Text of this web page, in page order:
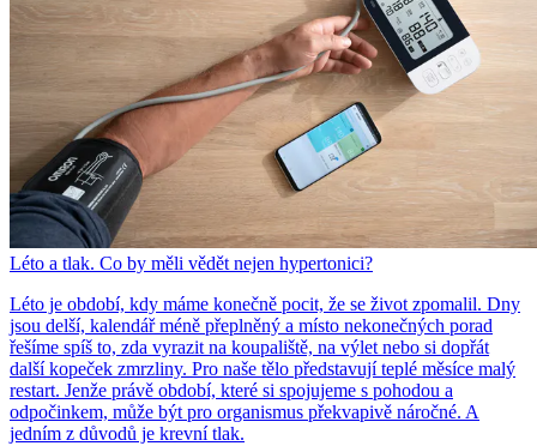
Léto a tlak. Co by měli vědět nejen hypertonici?
Léto je období, kdy máme konečně pocit, že se život zpomalil. Dny
jsou delší, kalendář méně přeplněný a místo nekonečných porad
řešíme spíš to, zda vyrazit na koupaliště, na výlet nebo si dopřát
další kopeček zmrzliny. Pro naše tělo představují teplé měsíce malý
restart. Jenže právě období, které si spojujeme s pohodou a
odpočinkem, může být pro organismus překvapivě náročné. A
jedním z důvodů je krevní tlak.